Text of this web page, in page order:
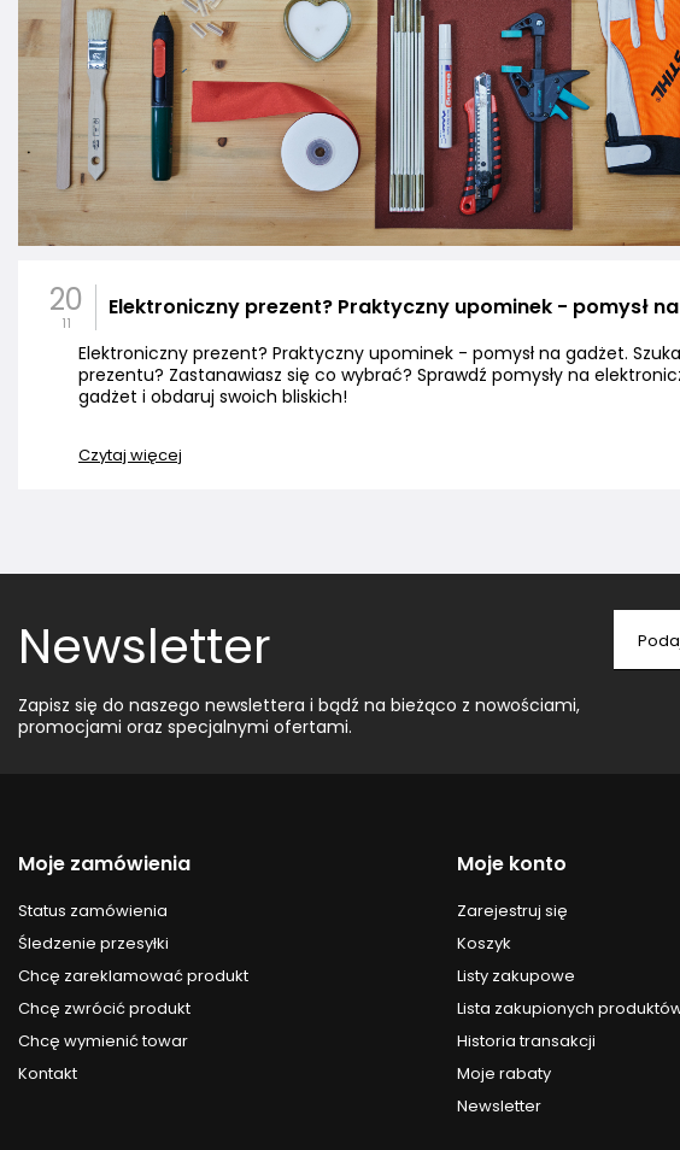
20
11
Elektroniczny prezent? Praktyczny upominek - pomysł
Elektroniczny prezent? Praktyczny upominek - pomysł na gadżet.
prezentu? Zastanawiasz się co wybrać? Sprawdź pomysły na
gadżet i obdaruj swoich bliskich!
Czytaj więcej
Newsletter
Zapisz się do naszego newslettera i bądź na bieżąco z nowościami,
promocjami oraz specjalnymi ofertami.
Moje zamówienia
Status zamówienia
Śledzenie przesyłki
Chcę zareklamować produkt
Chcę zwrócić produkt
Chcę wymienić towar
Kontakt
Moje konto
Zarejestruj się
Koszyk
Listy zakupowe
Lista zakupionych
Historia transakcji
Moje rabaty
Newsletter